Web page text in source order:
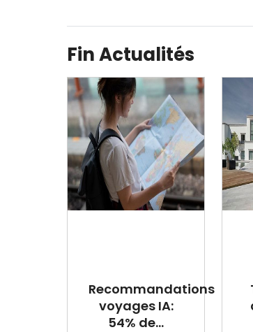
Fin Actualités
Recommandations
voyages IA:
54% de...